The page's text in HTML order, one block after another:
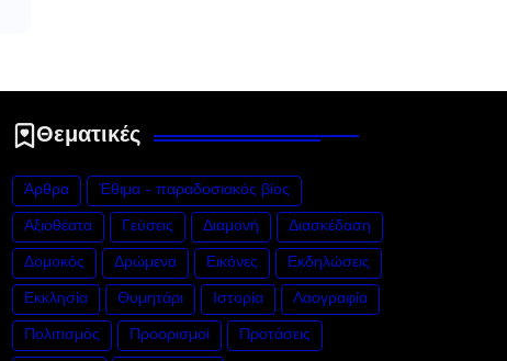
Θεματικές
Άρθρα Έθιμα - παραδοσιακός βίος
Αξιοθέατα Γεύσεις Διαμονή Διασκέδαση
Δομοκός Δρώμενα Εικόνες Εκδηλώσεις
Εκκλησία Θυμητάρι Ιστορία Λαογραφία
Πολιτισμός Προορισμοί Προτάσεις